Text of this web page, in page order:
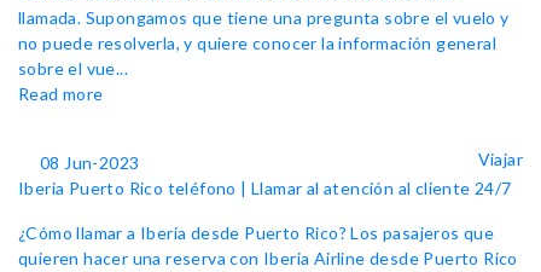
llamada. Supongamos que tiene una pregunta sobre el vuelo y
no puede resolverla, y quiere conocer la información general
sobre el vue...
Read more
08 Jun-2023
Viajar
Iberia Puerto Rico teléfono | Llamar al atención al cliente 24/7
¿Cómo llamar a Iberia desde Puerto Rico? Los pasajeros que
quieren hacer una reserva con Iberia Airline desde Puerto Rico